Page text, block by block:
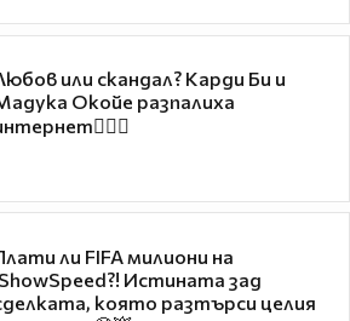
или скандал? Карди Би и
Окойе разпалиха
ли FIFA милиони на
Истината зад
която разтърси целия